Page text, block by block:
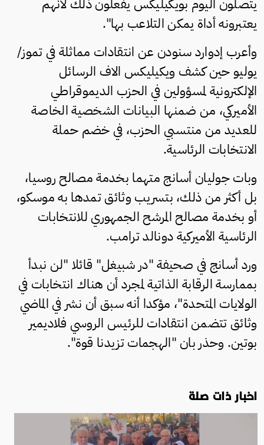
يعتبرونه أداة يمكن التلاعب بها".
وأعرب إدوارد سنودن عن انتقادات مماثلة في تموز/
يوليو حين كشف ويكيليكس الاف الرسائل
الإلكترونية لمسؤولين في الحزب الديموقراطي
الأميركي، من ضمنها البيانات الشخصية الخاصة
للعديد من منتسبي الحزب، في خضم حملة
الانتخابات الرئاسية.
وبات جوليان أسانج متهما بخدمة مصالح روسيا،
بل أكثر من ذلك، بتسريب وثائق تمدها به موسكو،
أو بخدمة مصالح المرشح الجمهوري للانتخابات
الرئاسية الأميركية دونالد ترامب.
ورد أسانج في صحيفة "در شبيغل" قائلا "لن نبدأ
بممارسة الرقابة الذاتية لمجرد أن هناك انتخابات في
الولايات المتحدة"، مؤكدا أنه سبق أن نشر في الماضي
وثائق تتضمن انتقادات للرئيس الروسي فلاديمير
بوتين. وحذر بان "الهجمات تزيدنا قوة".
اخبار ذات صلة